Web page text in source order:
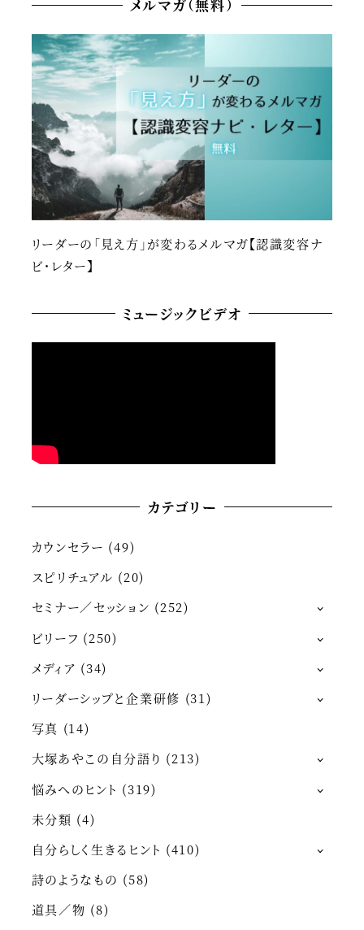
メルマガ（無料）
リーダーの「見え方」が変わるメルマガ【認識変容ナ
ビ・レター】
ミュージックビデオ
カテゴリー
カウンセラー (49)
スピリチュアル (20)
セミナー／セッション (252)
ビリーフ (250)
メディア (34)
リーダーシップと企業研修 (31)
写真 (14)
大塚あやこの自分語り (213)
悩みへのヒント (319)
未分類 (4)
自分らしく生きるヒント (410)
詩のようなもの (58)
道具／物 (8)